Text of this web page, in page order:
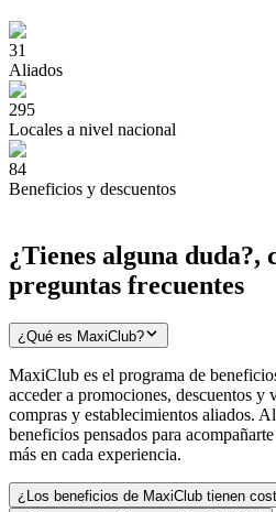
31
Aliados
295
Locales a nivel nacional
84
Beneficios y descuentos
¿Tienes alguna duda?,
preguntas frecuentes
¿Qué es MaxiClub?
MaxiClub es el programa de
acceder a promociones, descuentos y
compras y establecimientos aliados.
beneficios pensados para
más en cada experiencia.
¿Los beneficios de MaxiClub tienen